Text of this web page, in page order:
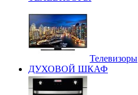
Телевизоры
ДУХОВОЙ ШКАФ